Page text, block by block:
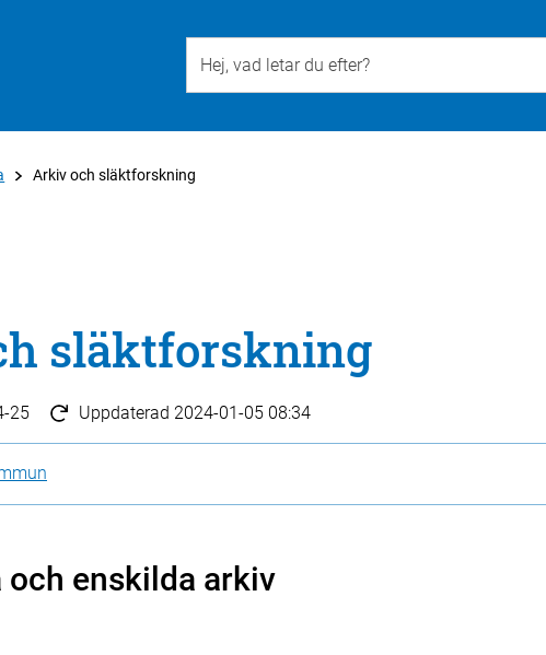
Arkiv och släktforskning
släktforskning
25 Uppdaterad 2024-01-05 08:34
och enskilda arkiv